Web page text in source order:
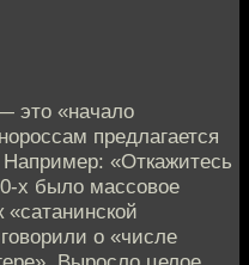
это «начало
предлагается
Например: «Откажитесь
х было массовое
о «числе